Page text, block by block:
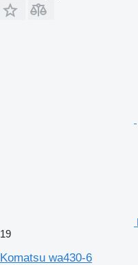
19
Komatsu wa430-6